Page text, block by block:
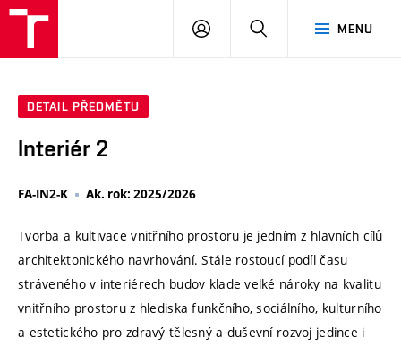
MENU
PŘIHLÁSIT
DETAIL PŘEDMĚTU
Interiér 2
FA-IN2-K Ak. rok: 2025/2026
Tvorba a kultivace vnitřního prostoru je jedním z hlavních cílů
architektonického navrhování. Stále rostoucí podíl času
stráveného v interiérech budov klade velké nároky na kvalitu
vnitřního prostoru z hlediska funkčního, sociálního, kulturního
a estetického pro zdravý tělesný a duševní rozvoj jedince i